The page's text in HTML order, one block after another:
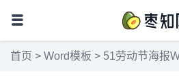
首页 > Word模板 > 51劳动节海报